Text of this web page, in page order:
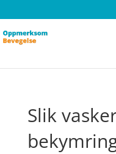
Slik